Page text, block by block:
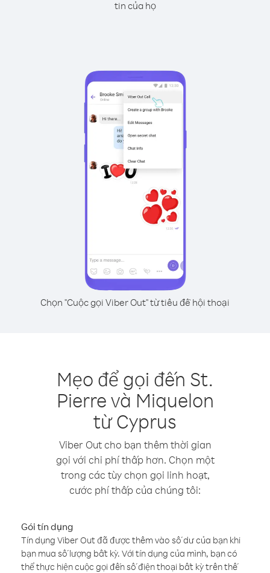
tin của họ
Chọn "Cuộc gọi Viber Out" từ tiêu đề hội thoại
Mẹo để gọi đến St.
Pierre và Miquelon
từ Cyprus
Viber Out cho bạn thêm thời gian
gọi với chi phí thấp hơn. Chọn một
trong các tùy chọn gọi linh hoạt,
cước phí thấp của chúng tôi:
Gói tín dụng
Tín dụng Viber Out đã được thêm vào số dư của bạn khi
bạn mua số lượng bất kỳ. Với tín dụng của mình, bạn có
thể thực hiện cuộc gọi đến số điện thoại bất kỳ trên thế